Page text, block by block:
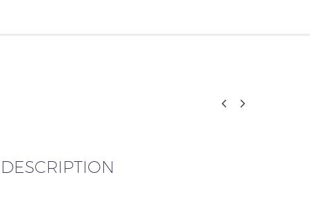
 
DESCRIPTION